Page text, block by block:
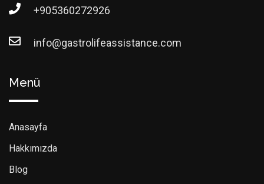
+905360272926
info@gastrolifeassistance.com
Menü
Anasayfa
Hakkımızda
Blog